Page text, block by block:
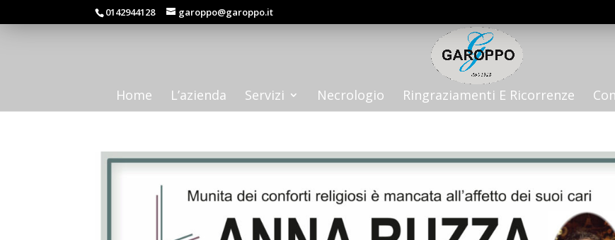
0142944128 garoppo@garoppo.it
Home L’azienda Servizi Necrologio Ringraziamenti E Ricorrenze